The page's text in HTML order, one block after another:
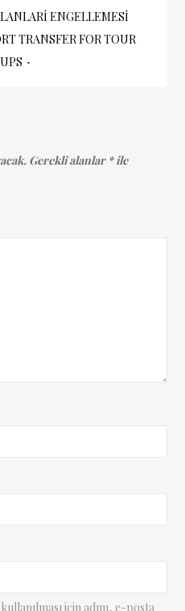
ENGELLEMESI
TRANSFER FOR TOUR
Gerekli alanlar *ile
için adım, e-posta